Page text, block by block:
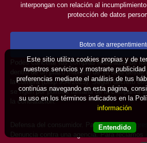
interpongan con relación al
protección de datos
Boton de
Podés cancelar tus compras realizadas de
dentro de un plazo máximo de 10 días desde
la compra (Disp.954/2025). Según decreto
se rigen por política tarifaria de la compañía
la contratación.
Defensa del consumidor. Para reclamos
Denuncia contra una agencia. Para reclamos
Este sitio utiliza cookies propias y de
nuestros servicios y mostrarte
preferencias mediante el análisis de tus
continúas navegando en esta página,
su uso en los términos indicados en la
información
Entendido